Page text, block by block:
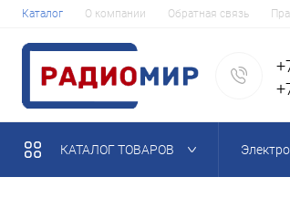
Каталог О компании Обратная связь
КАТАЛОГ ТОВАРОВ